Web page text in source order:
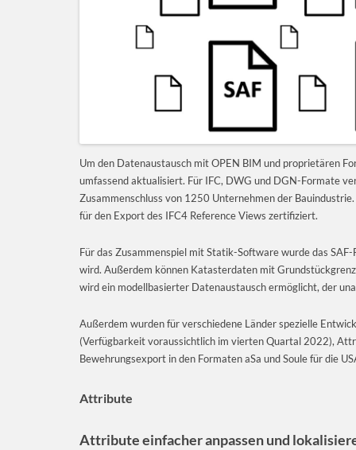
Um den Datenaustausch mit OPEN BIM und proprietären
umfassend aktualisiert. Für IFC, DWG und DGN-Formate
Zusammenschluss von 1250 Unternehmen der
für den Export des IFC4 Reference Views zertifiziert.
Für das Zusammenspiel mit Statik-Software wurde das
wird. Außerdem können Katasterdaten mit
wird ein modellbasierter Datenaustausch ermöglicht, der
Außerdem wurden für verschiedene Länder spezielle
(Verfügbarkeit voraussichtlich im vierten Quartal 2022),
Bewehrungsexport in den Formaten aSa und Soule für die
Attribute
Attribute einfacher anpassen und